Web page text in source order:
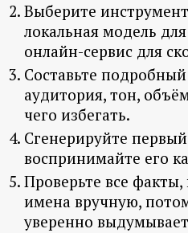
Выберите
локальная модель
онлайн-сервис для
Составьте
аудитория, тон,
чего избегать.
Сгенерируйте
воспринимайте его
Проверьте все
имена вручную,
уверенно